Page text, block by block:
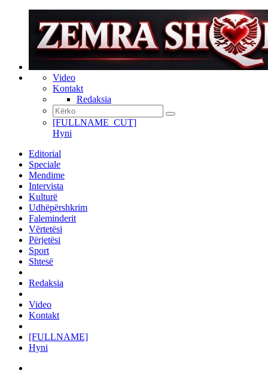
Video
Kontakt
Redaksia
[FULLNAME_CUT]
Hyni
Editorial
Speciale
Mendime
Intervista
Kulturë
Udhëpërshkrim
Faleminderit
Vërtetësi
Përjetësi
Sport
Shtesë
Redaksia
Video
Kontakt
[FULLNAME]
Hyni